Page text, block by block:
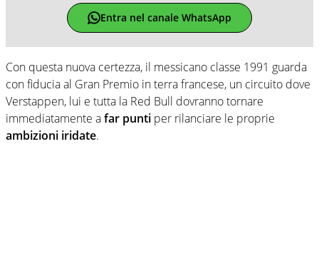
Entra nel canale WhatsApp
Con questa nuova certezza, il messicano classe 1991 guarda
con fiducia al Gran Premio in terra francese, un circuito dove
Verstappen, lui e tutta la Red Bull dovranno tornare
immediatamente afar punti per rilanciare le proprie
ambizioni iridate.